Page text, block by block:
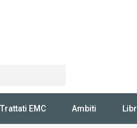
Trattati EMC Ambiti